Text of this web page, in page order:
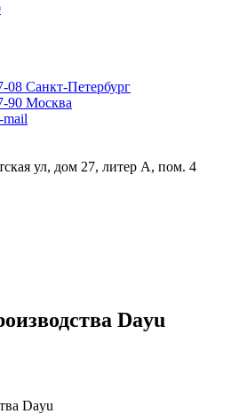
08 Санкт-Петербург
90 Москва
mail
ул, дом 27, литер А, пом. 4
Dayu
Dayu